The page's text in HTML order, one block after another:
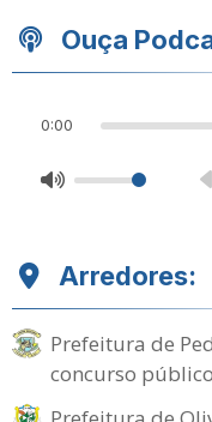
Ouça
0:00
Arredores:
Prefeitura de
concurso